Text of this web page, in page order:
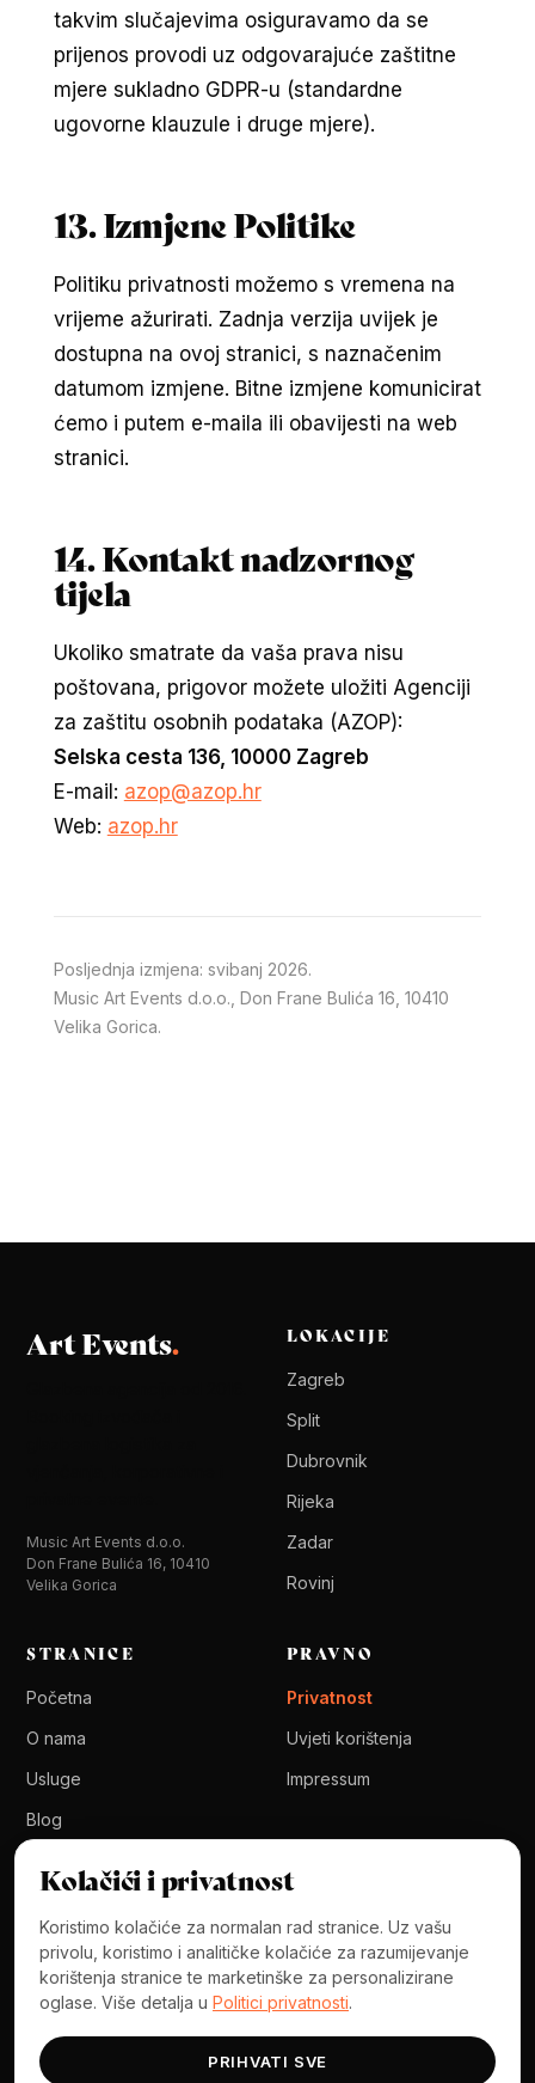
takvim slučajevima osiguravamo da se
prijenos provodi uz odgovarajuće zaštitne
mjere sukladno GDPR-u (standardne
ugovorne klauzule i druge mjere).
13. Izmjene Politike
Politiku privatnosti možemo s vremena na
vrijeme ažurirati. Zadnja verzija uvijek je
dostupna na ovoj stranici, s naznačenim
datumom izmjene. Bitne izmjene komunicirat
ćemo i putem e-maila ili obavijesti na web
stranici.
14. Kontakt nadzornog
tijela
Ukoliko smatrate da vaša prava nisu
poštovana, prigovor možete uložiti Agenciji
za zaštitu osobnih podataka (AZOP):
Selska cesta 136, 10000 Zagreb
E-mail: azop@azop.hr
Web: azop.hr
Posljednja izmjena: svibanj 2026.
Music Art Events d.o.o., Don Frane Bulića 16, 10410
Velika Gorica.
Art Events.
Music Art Events d.o.o.
Don Frane Bulića 16, 10410
Velika Gorica
LOKACIJE
Zagreb
Split
Dubrovnik
Rijeka
Zadar
Rovinj
STRANICE
Početna
O nama
Usluge
Blog
PRAVNO
Privatnost
Uvjeti korištenja
Impressum
KONTAKT
hello@arteventscroatia.com
+385 95 224 0031
WhatsApp
Kolačići i privatnost
Koristimo kolačiće za normalan rad stranice. Uz vašu
privolu, koristimo i analitičke kolačiće za razumijevanje
korištenja stranice te marketinške za personalizirane
oglase. Više detalja u Politici privatnosti.
PRIHVATI SVE